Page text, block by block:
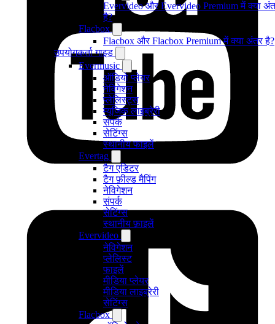
Evervideo और Evervideo Premium में क्या
है?
Flacbox
Flacbox और Flacbox Premium में क्या अंतर है?
उपयोगकर्ता गाइड
Evermusic
ऑडियो प्लेयर
नेविगेशन
प्लेलिस्ट्स
म्यूजिक लाइब्रेरी
संपर्क
सेटिंग्स
स्थानीय फाइलें
Evertag
टैग एडिटर
टैग फ़ील्ड मैपिंग
नेविगेशन
संपर्क
सेटिंग्स
स्थानीय फ़ाइलें
Evervideo
नेविगेशन
प्लेलिस्ट
फाइलें
मीडिया प्लेयर
मीडिया लाइब्रेरी
सेटिंग्स
Flacbox